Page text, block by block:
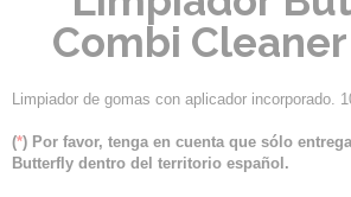
Combi
Limpiador de gomas con aplicador incorporado.
(*) Por favor, tenga en cuenta que sólo
Butterfly dentro del territorio español.